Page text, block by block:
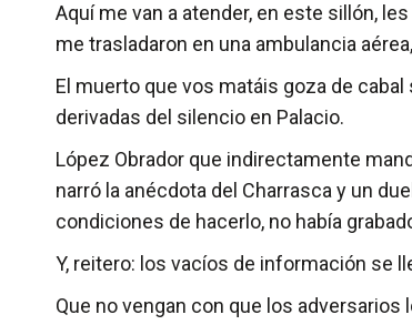
Aquí me van a atender, en este sillón,
me trasladaron en una ambulancia
­El muerto que vos matáis goza de
derivadas del silencio en Palacio.
López Obrador ­que indirectamente
narró la anécdota del Charrasca y un
condiciones de hacerlo, no había
Y, reitero: los vacíos de información se
Que no vengan con que los adversarios